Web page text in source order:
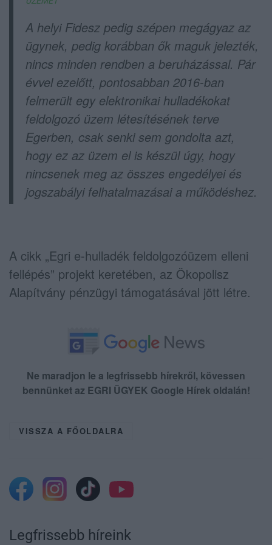
A helyi Fidesz pedig szépen megágyaz az
ügynek, pedig korábban ők maguk jelezték,
nincs minden rendben a beruházással. Pár
évvel ezelőtt, pontosabban 2016-ban
felmerült egy elektronikai hulladékokat
feldolgozó üzem létesítésének terve
Egerben, csak senki sem gondolta azt,
hogy ez az üzem el is készül úgy, hogy
nincsenek meg az összes engedélyei és
jogszabályi felhatalmazásai a működéshez.
A cikk „Egri e-hulladék feldolgozóüzem elleni
fellépés” projekt keretében, az Ökopolisz
Alapítvány pénzügyi támogatásával jött létre.
Ne maradjon le a legfrissebb hírekről, kövessen
bennünket az EGRI ÜGYEK Google Hírek oldalán!
VISSZA A FŐOLDALRA
Legfrissebb híreink